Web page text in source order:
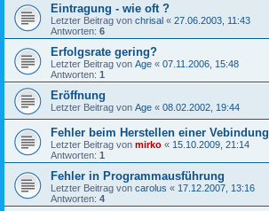
Eintragung - wie oft ?
Letzter Beitrag von chrisal « 27.06.2003, 11:43
Antworten: 6
Erfolgsrate gering?
Letzter Beitrag von Age « 07.11.2006, 15:48
Antworten: 1
Eröffnung
Letzter Beitrag von Age « 08.02.2002, 19:44
Fehler beim Herstellen einer Vebindung
Letzter Beitrag von mirko « 15.10.2009, 21:14
Antworten: 1
Fehler in Programmausführung
Letzter Beitrag von carolus « 17.12.2007, 13:16
Antworten: 4